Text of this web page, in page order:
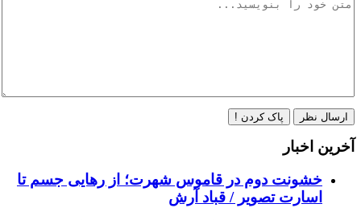
ارسال نظر پاک کردن !
آخرین اخبار
خشونت دوم در قاموس شهرت؛ از رهایی جسم تا
اسارت تصویر / قباد آرش